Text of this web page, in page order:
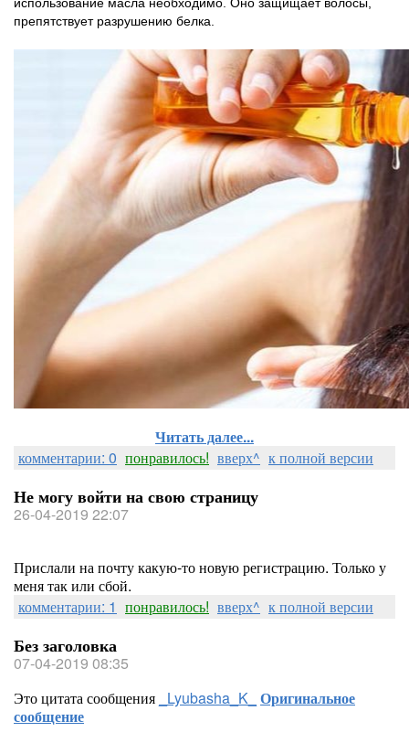
препятствует разрушению белка.
Читать далее...
комментарии: 0 понравилось! вверх^ к полной версии
Не могу войти на свою страницу
26-04-2019 22:07
Прислали на почту какую-то новую регистрацию. Только у
меня так или сбой.
комментарии: 1 понравилось! вверх^ к полной версии
Без заголовка
07-04-2019 08:35
Это цитата сообщения
_Lyubasha_K_ Оригинальное
сообщение